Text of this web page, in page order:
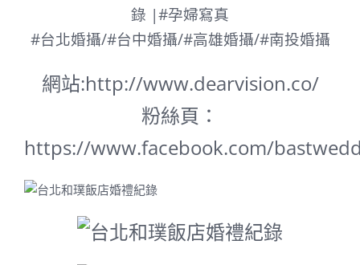
錄 |#孕婦寫真
#台北婚攝/#台中婚攝/#高雄婚攝/#南投婚攝
網站:http://www.dearvision.co/
粉絲頁：
https://www.facebook.com/